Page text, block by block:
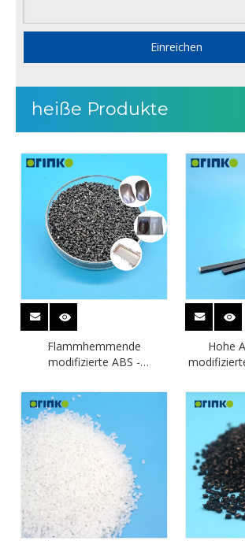
Einreichen
heiße Produkte
Flammhemmende
modifizierte ABS -
Gehäuse
Hohe